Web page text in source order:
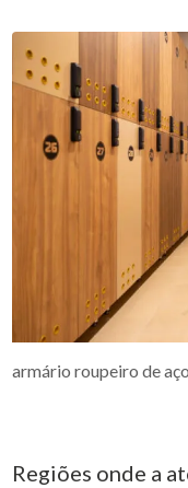
armário roupeiro de
Regiões onde a